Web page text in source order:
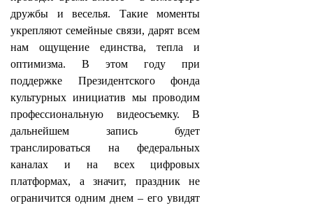
дружбы и веселья. Такие моменты
укрепляют семейные связи, дарят всем
нам ощущение единства, тепла и
оптимизма. В этом году при
поддержке Президентского фонда
культурных инициатив мы проводим
профессиональную видеосъемку. В
дальнейшем запись будет
транслироваться на федеральных
каналах и на всех цифровых
платформах, а значит, праздник не
ограничится одним днем – его увидят